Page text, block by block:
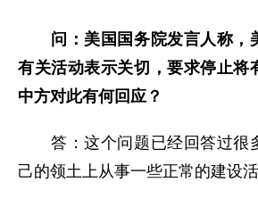
问：美国国务院发言人称，
有关活动表示关切，要求停止将
中方对此有何回应？
答：这个问题已经回答过很
己的领土上从事一些正常的建设